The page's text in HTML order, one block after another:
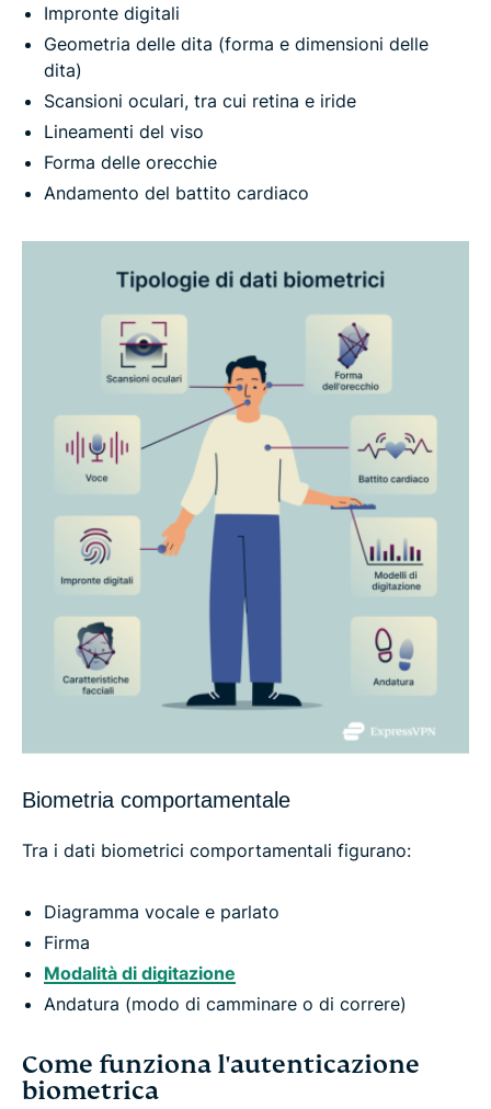
Impronte digitali
Geometria delle dita (forma e dimensioni delle
dita)
Scansioni oculari, tra cui retina e iride
Lineamenti del viso
Forma delle orecchie
Andamento del battito cardiaco
Biometria comportamentale
Tra i dati biometrici comportamentali figurano:
Diagramma vocale e parlato
Firma
Modalità di digitazione
Andatura (modo di camminare o di correre)
Come funziona l'autenticazione
biometrica